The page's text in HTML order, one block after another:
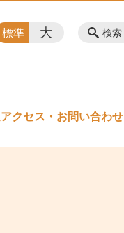
クセス・お問い合わせ
検索
標準 大